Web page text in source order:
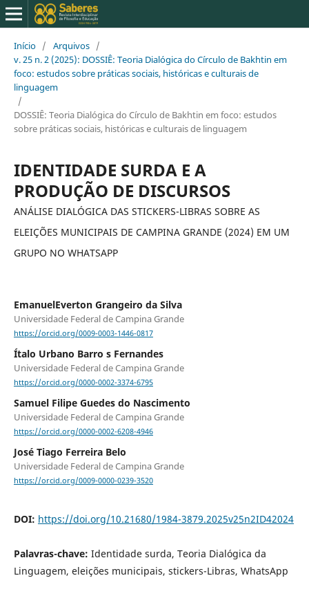
Início / Arquivos /
v. 25 n. 2 (2025): DOSSIÊ: Teoria Dialógica do Círculo de Bakhtin em
foco: estudos sobre práticas sociais, históricas e culturais de
linguagem
/
DOSSIÊ: Teoria Dialógica do Círculo de Bakhtin em foco: estudos
sobre práticas sociais, históricas e culturais de linguagem
IDENTIDADE SURDA E A
PRODUÇÃO DE DISCURSOS
ANÁLISE DIALÓGICA DAS STICKERS-LIBRAS SOBRE AS
ELEIÇÕES MUNICIPAIS DE CAMPINA GRANDE (2024) EM UM
GRUPO NO WHATSAPP
EmanuelEverton Grangeiro da Silva
Universidade Federal de Campina Grande
https://orcid.org/0009-0003-1446-0817
Ítalo Urbano Barro s Fernandes
Universidade Federal de Campina Grande
https://orcid.org/0000-0002-3374-6795
Samuel Filipe Guedes do Nascimento
Universidade Federal de Campina Grande
https://orcid.org/0000-0002-6208-4946
José Tiago Ferreira Belo
Universidade Federal de Campina Grande
https://orcid.org/0009-0000-0239-3520
DOI: https://doi.org/10.21680/1984-3879.2025v25n2ID42024
Palavras-chave: Identidade surda, Teoria Dialógica da
Linguagem, eleições municipais, stickers-Libras, WhatsApp